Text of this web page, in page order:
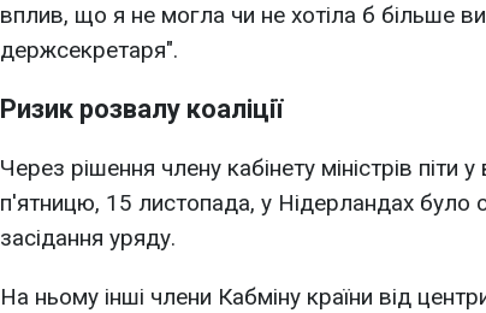
вплив, що я не могла чи не хотіла б більше
держсекретаря".
Ризик розвалу коаліції
Через рішення члену кабінету міністрів піти у
п'ятницю, 15 листопада, у Нідерландах було
засідання уряду.
На ньому інші члени Кабміну країни від